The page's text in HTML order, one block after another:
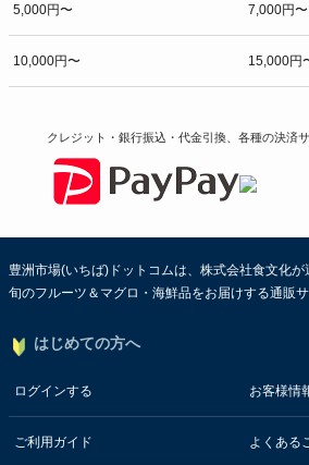
5,000円〜 7,000円〜
10,000円〜 15,000円
クレジット・銀行振込・代金引換、各種の決済
豊洲市場(いちば)ドットコムは、株式会社食文化
旬のフルーツ＆マグロ・海鮮品をお届けする通販
はじめての方へ
ログインする お客様情
ご利用ガイド よくある